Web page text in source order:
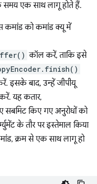
एक साथ लागू होते हैं.
कमांड को कमांड क्यू में
कॉल करें, ताकि इसे
इसके बाद, उन्हें जीपीयू
यह कतार,
सबमिट किए गए अनुरोधों को
के तौर पर इस्तेमाल किया
क्रम से एक साथ लागू हो